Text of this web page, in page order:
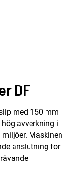
DF
med 150 mm
avverkning i
Maskinen
anslutning för